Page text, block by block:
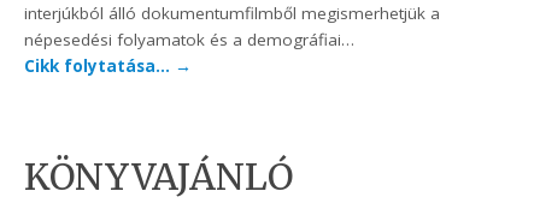
interjúkból álló dokumentumfilmből megismerhetjük a
népesedési folyamatok és a demográfiai…
Cikk folytatása… →
KÖNYVAJÁNLÓ